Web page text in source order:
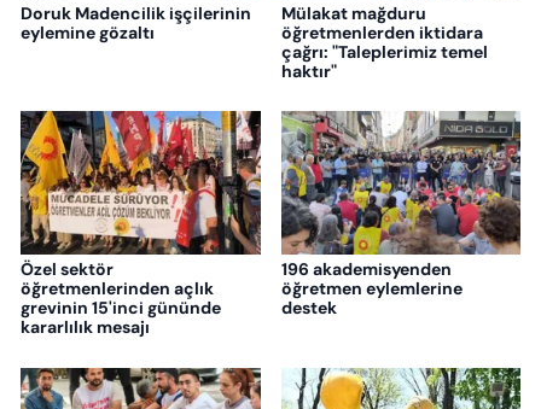
Doruk Madencilik işçilerinin
eylemine gözaltı
Mülakat mağduru
öğretmenlerden iktidara
çağrı: "Taleplerimiz temel
haktır"
Özel sektör
öğretmenlerinden açlık
grevinin 15'inci gününde
kararlılık mesajı
196 akademisyenden
öğretmen eylemlerine
destek